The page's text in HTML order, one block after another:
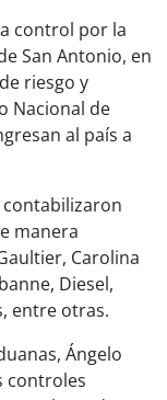
control por la
San Antonio, en
riesgo y
Nacional de
al país a
manera
Carolina
Diesel,
entre otras.
Ángelo
controles